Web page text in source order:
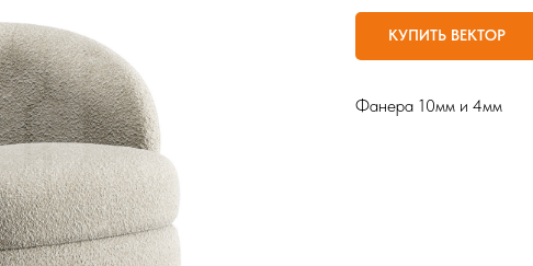
КУПИТЬ ВЕКТОР
Фанера 10мм и 4мм